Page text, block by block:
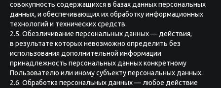
совокупность содержащихся в базах данных персональных
данных, и обеспечивающих их обработку информационных
технологий и технических средств.
2.5. Обезличивание персональных данных — действия,
в результате которых невозможно определить без
использования дополнительной информации
принадлежность персональных данных конкретному
Пользователю или иному субъекту персональных данных.
2.6. Обработка персональных данных — любое действие